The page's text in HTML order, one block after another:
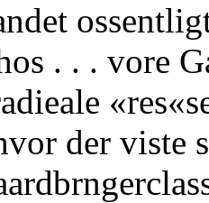
. . . vore
der viste